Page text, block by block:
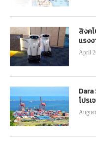
สิงค
แรง
April
Dara
โปร